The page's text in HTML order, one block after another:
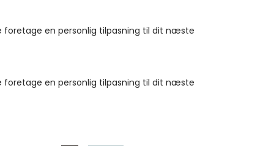
foretage en personlig tilpasning til dit næste
foretage en personlig tilpasning til dit næste